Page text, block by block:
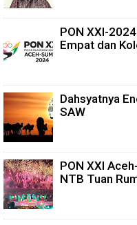
PON XXI-
Empat dan
Dahsyatnya
SAW
PON XXI
NTB Tuan